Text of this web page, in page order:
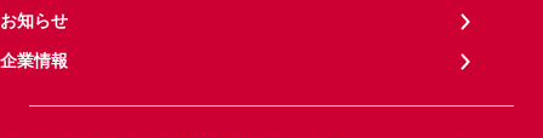
お知らせ
企業情報